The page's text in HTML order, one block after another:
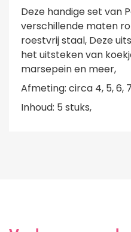
Deze handige set van
verschillende maten
roestvrij staal, Deze
het uitsteken van
marsepein en meer,
Afmeting: circa 4, 5, 6,
Inhoud: 5 stuks,